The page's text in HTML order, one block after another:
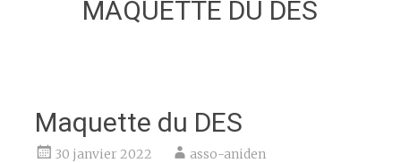
MAQUETTE DU DES
Maquette du DES
30 janvier 2022 asso-aniden